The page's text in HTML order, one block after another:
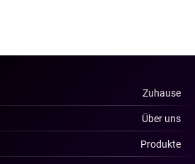
Zuhause
Über uns
Produkte